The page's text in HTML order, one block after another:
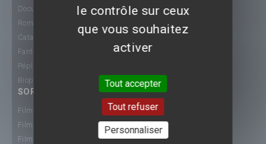
Documentaire
Romance
Catastrophe
Fantastique
Péplum
Biopic
SORTIE CINÉ
Films 2015
Films 2016
Films 2017
le contrôle sur ceux
que vous souhaitez
activer
Tout accepter
Tout refuser
Personnaliser